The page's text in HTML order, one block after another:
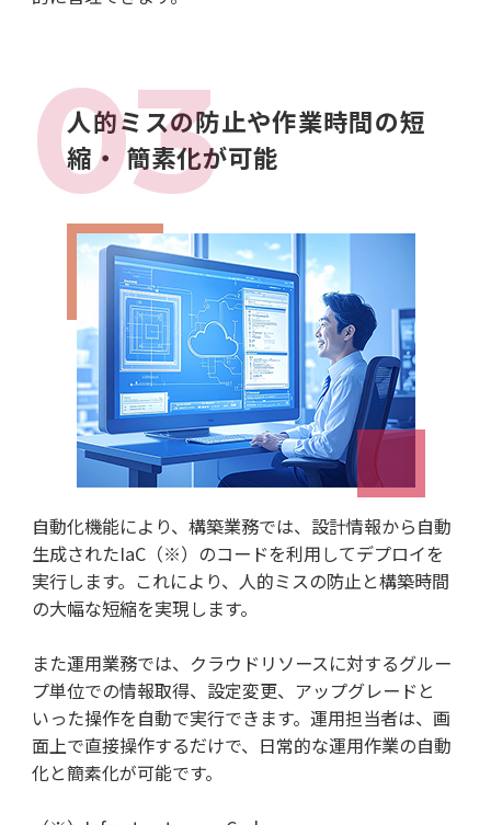
人的ミスの防止や作業時間の短
縮・ 簡素化が可能
自動化機能により、構築業務では、設計情報から自動
生成されたIaC（※）のコードを利用してデプロイを
実行します。これにより、人的ミスの防止と構築時間
の大幅な短縮を実現します。
また運用業務では、クラウドリソースに対するグルー
プ単位での情報取得、設定変更、アップグレードと
いった操作を自動で実行できます。運用担当者は、画
面上で直接操作するだけで、日常的な運用作業の自動
化と簡素化が可能です。